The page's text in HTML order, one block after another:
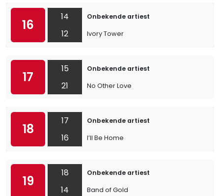
16
14
12
Onbekende artiest
Ivory Tower
17
15
21
Onbekende artiest
No Other Love
18
17
16
Onbekende artiest
I’ll Be Home
19
18
14
Onbekende artiest
Band of Gold